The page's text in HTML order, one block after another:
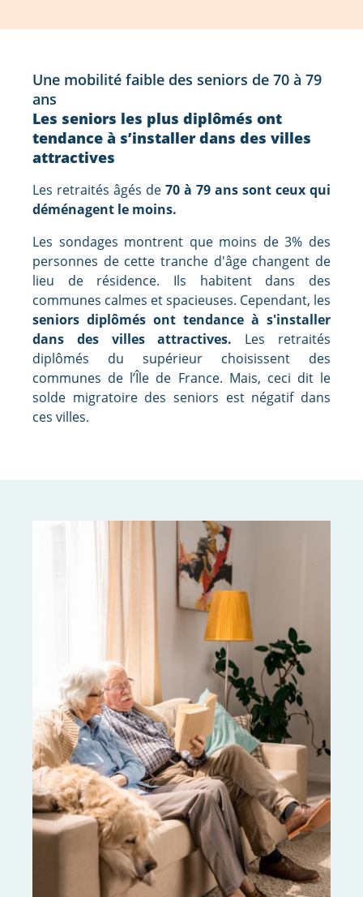
Une mobilité faible des seniors de 70 à 79
ans
Les seniors les plus diplômés ont
tendance à s’installer dans des villes
attractives
Les retraités âgés de 70 à 79 ans sont ceux qui
déménagent le moins.
Les sondages montrent que moins de 3% des
personnes de cette tranche d'âge changent de
lieu de résidence. Ils habitent dans des
communes calmes et spacieuses. Cependant, les
seniors diplômés ont tendance à s'installer
dans des villes attractives. Les retraités
diplômés du supérieur choisissent des
communes de l’Île de France. Mais, ceci dit le
solde migratoire des seniors est négatif dans
ces villes.